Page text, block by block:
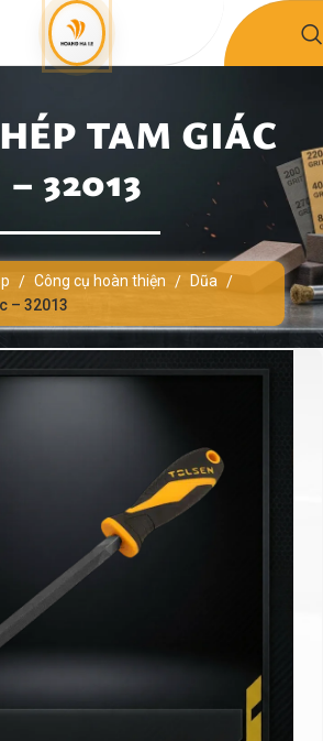
TAM GIÁC
– 32013
/ Công cụ hoàn thiện / Dũa /
– 32013